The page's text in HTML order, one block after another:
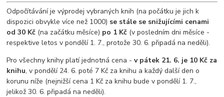
Odpočítávání je výprodej vybraných knih (na počátku je jich k
dispozici obvykle více než 1000) se stále se snižujícími cenami
od 30 Kč (na začátku měsíce) po 1 Kč (v posledním dni měsíce -
respektive letos v pondělí 1. 7., protože 30. 6. připadá na neděli).
Pro všechny knihy platí jednotná cena -v pátek 21. 6. je 10 Kč za
knihu, v pondělí 24. 6. poté 7 Kč za knihu a každý další den o
korunu níže (nejnižší cena 1 Kč za knihu bude v pondělí 1. 7.,
jelikož 30. 6. připadá na neděli).